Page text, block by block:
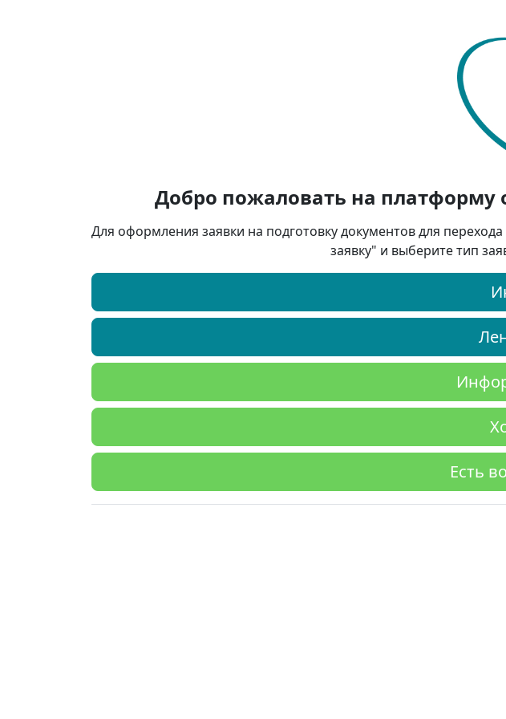
Добро пожаловать на платформу
Для оформления заявки на подготовку документов для
заявку" и выберите тип
Есть